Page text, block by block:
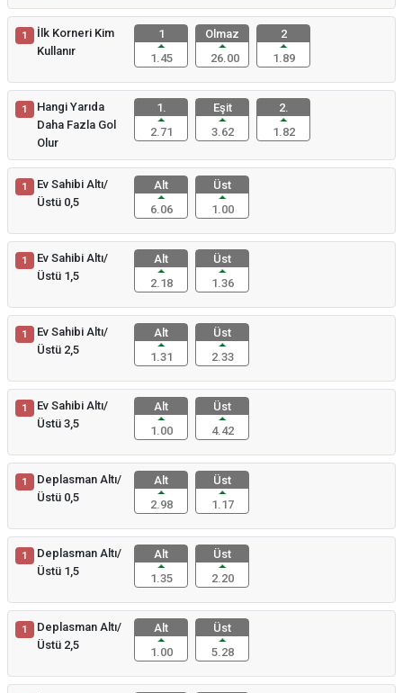
1
İlk Korneri Kim
Kullanır
1
1.45
Olmaz
26.00
2
1.89
1
Hangi Yarıda
Daha Fazla Gol
Olur
1.
2.71
Eşit
3.62
2.
1.82
1
Ev Sahibi Altı/
Üstü 0,5
Alt
6.06
Üst
1.00
1
Ev Sahibi Altı/
Üstü 1,5
Alt
2.18
Üst
1.36
1
Ev Sahibi Altı/
Üstü 2,5
Alt
1.31
Üst
2.33
1
Ev Sahibi Altı/
Üstü 3,5
Alt
1.00
Üst
4.42
1
Deplasman Altı/
Üstü 0,5
Alt
2.98
Üst
1.17
1
Deplasman Altı/
Üstü 1,5
Alt
1.35
Üst
2.20
1
Deplasman Altı/
Üstü 2,5
Alt
1.00
Üst
5.28